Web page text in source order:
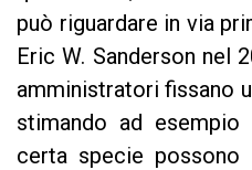
può riguardare in via
Eric W. Sanderson nel
amministratori fissano
stimando ad
certa specie possono